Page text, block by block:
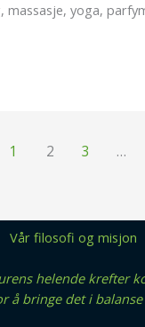
massasje, yoga,
1 2 3 …
Vår filosofi og misjon
helende krefter
å bringe det i balanse